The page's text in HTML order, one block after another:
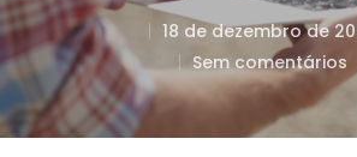
18 de dezembro de
Sem comentários